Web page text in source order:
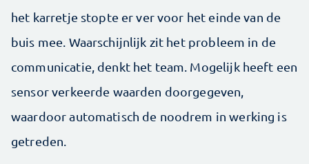
het karretje stopte er ver voor het einde van de
buis mee. Waarschijnlijk zit het probleem in de
communicatie, denkt het team. Mogelijk heeft een
sensor verkeerde waarden doorgegeven,
waardoor automatisch de noodrem in werking is
getreden.